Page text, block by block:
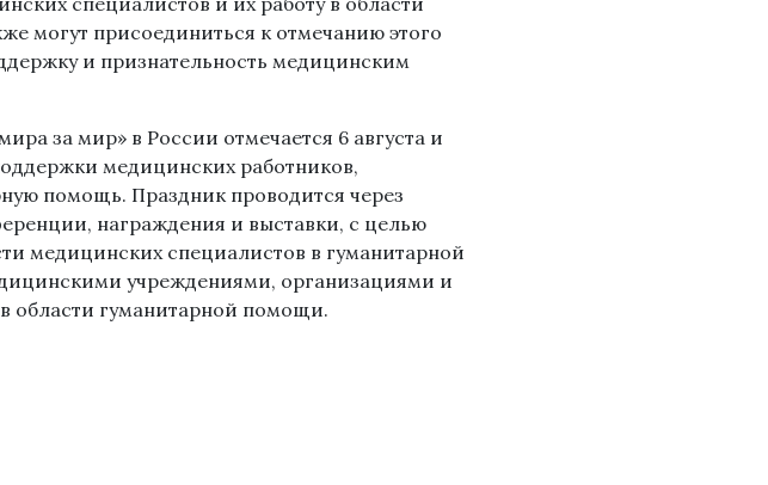
могут присоединиться к отмечанию этого
и признательность медицинским
за мир» в России отмечается 6 августа и
медицинских работников,
помощь. Праздник проводится через
награждения и выставки, с целью
медицинских специалистов в гуманитарной
учреждениями, организациями и
области гуманитарной помощи.